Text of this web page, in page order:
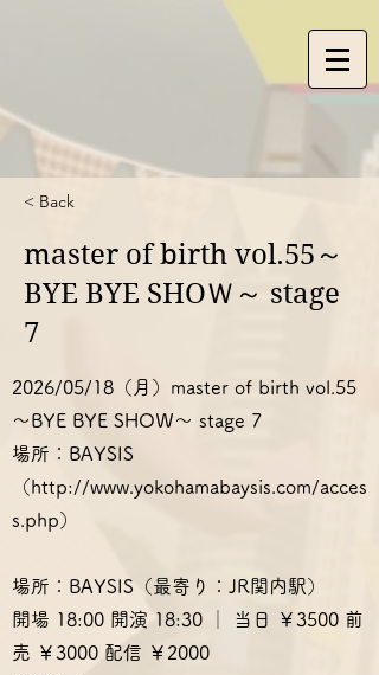
< Back
master of birth vol.55～
BYE BYE SHOＷ～ stage
7
2026/05/18（月）master of birth vol.55
～BYE BYE SHOＷ～ stage 7
場所：BAYSIS
（ http://www.yokohamabaysis.com/acces
s.php）
場所：BAYSIS（最寄り：JR関内駅）
開場 18:00 開演 18:30 │ 当日 ￥3500 前
売 ￥3000 配信 ￥2000